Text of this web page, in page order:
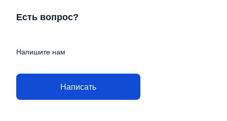
Есть вопрос?
Напишите нам
Написать